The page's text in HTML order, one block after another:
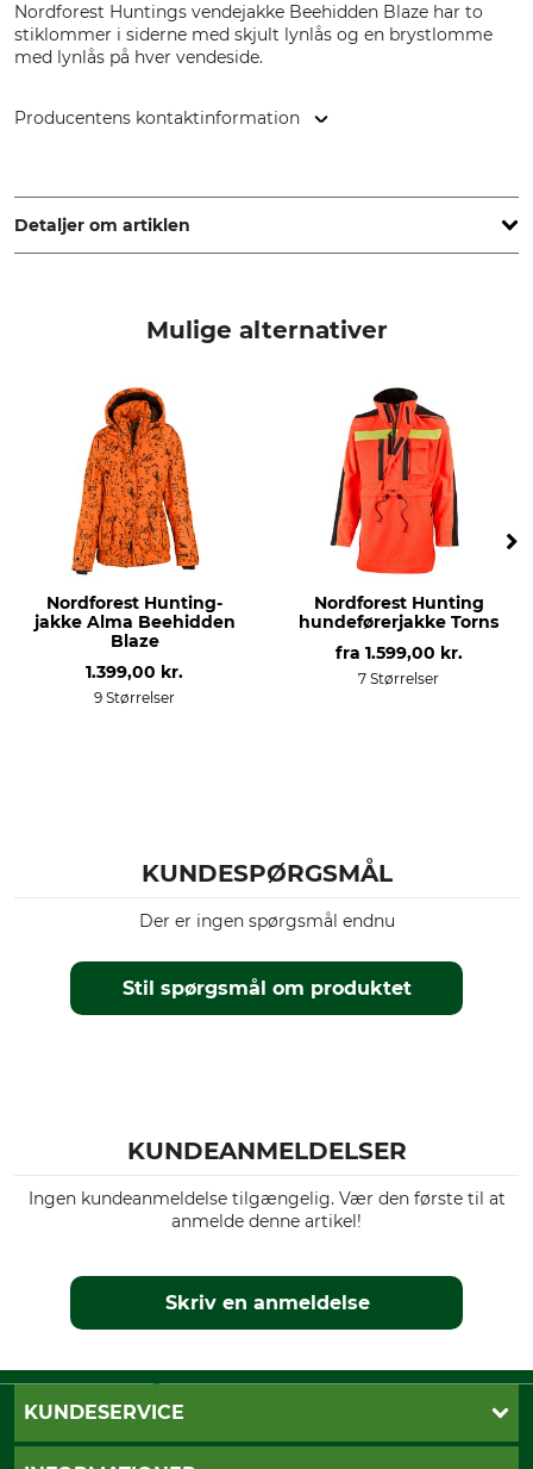
Nordforest Huntings vendejakke Beehidden Blaze har to
stiklommer i siderne med skjult lynlås og en brystlomme
med lynlås på hver vendeside.
Producentens kontaktinformation
www.grube.de
Detaljer om artiklen
Beehidden Blaze
100% Polyester
30 °C kulørt vask
Blegning
Må ikke bleges
Tørring
Tør ikke i tørretumbleren
Strygning
Må ikke stryges
Professionel tekstilpleje
Ikke rørrensning
Trykjagt
Drivjagt
Hundefører
Pasform
regular
vindtæt
farve
beehidden blaze/oliv
Tøjstørrelse
Mulige alternativer
Nordforest Hunting-
jakke Alma Beehidden
Blaze
1.399,00 kr.
9 Størrelser
Nordforest Hunting
hundeførerjakke Torns
fra 1.599,00 kr.
7 Størrelser
KUNDESPØRGSMÅL
Stil spørgsmål om produktet
Der er ingen spørgsmål endnu
KUNDEANMELDELSER
Ingen kundeanmeldelse tilgængelig. Vær den første til at
anmelde denne artikel!
Skriv en anmeldelse
KUNDESERVICE